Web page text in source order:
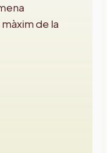
de la